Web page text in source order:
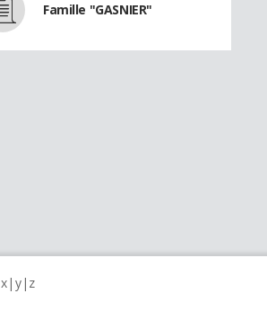
Famille "GASNIER"
x y z